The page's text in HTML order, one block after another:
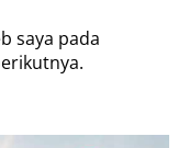
saya pada